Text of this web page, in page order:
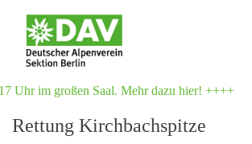
Uhr im großen Saal. Mehr dazu hier! ++++
Rettung Kirchbachspitze